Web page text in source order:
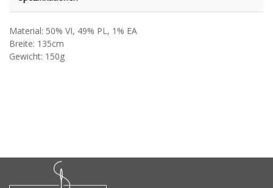
Material: 50% VI, 49% PL, 1% EA
Breite: 135cm
Gewicht: 150g